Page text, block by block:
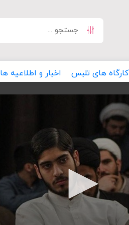
کارگاه های تلبس اخبار و اطلاعیه ها